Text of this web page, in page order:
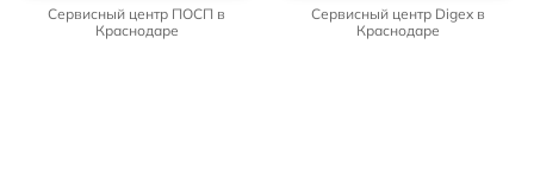
Сервисный центр ПОСП в
Краснодаре
Сервисный центр Digex в
Краснодаре